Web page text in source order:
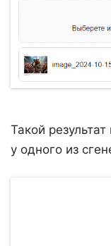
Такой
у одного из